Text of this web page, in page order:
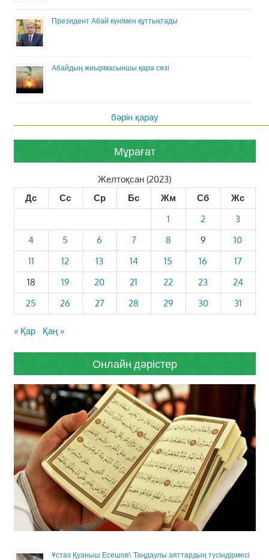
Президент Абай күнімен құттықтады
Абайдың жиырмасыншы қара сөзі
бәрін қарау
Мұрағат
Желтоқсан (2023)
Дс
Сс Ср Бс Жм Сб
Жс
1
2
3
4
5 6 7 8 9
10
11
12 13 14 15 16
17
18
19 20 21 22 23
24
25
26 27 28 29 30 31
« Қар Қаң »
Онлайн дәрістер
Ұстаз Қуаныш Есешов\ Таңдаулы аяттардың түсіндірмесі